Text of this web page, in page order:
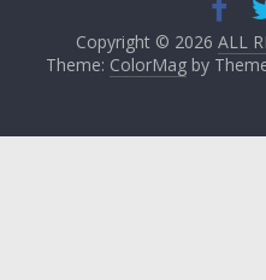
Copyright © 2026 ALL
Theme: ColorMagby